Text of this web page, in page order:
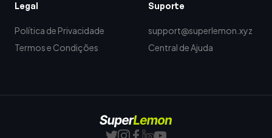
Legal
Política de Privacidade
Termos e Condições
Suporte
support@superlemon.xyz
Central de Ajuda